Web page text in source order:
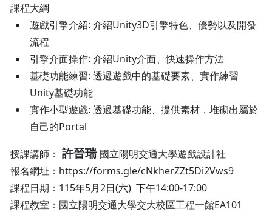
課程大綱
遊戲引擎介紹: 介紹Unity3D引擎特色、優勢以及開發
流程
引擎介面操作: 介紹Unity介面、快速操作方法
基礎功能練習: 透過遊戲中的基礎要素、實作練習
Unity基礎功能
實作小型遊戲: 透過基礎功能、提供素材，堆砌出屬於
自己的Portal
授課講師： 許晉瑞 國立陽明交通大學遊戲設計社
報名網址：https://forms.gle/cNkherZZt5Di2Vws9
課程日期：115年5月2日(六) 下午14:00-17:00
課程教室：國立陽明交通大學交大校區工程一館EA101